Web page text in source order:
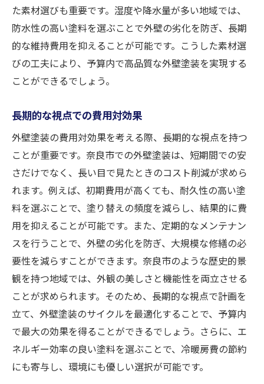
た素材選びも重要です。湿度や降水量が多い地域では、
防水性の高い塗料を選ぶことで外壁の劣化を防ぎ、長期
的な維持費用を抑えることが可能です。こうした素材選
びの工夫により、予算内で高品質な外壁塗装を実現する
ことができるでしょう。
長期的な視点での費用対効果
外壁塗装の費用対効果を考える際、長期的な視点を持つ
ことが重要です。奈良市での外壁塗装は、短期間での安
さだけでなく、長い目で見たときのコスト削減が求めら
れます。例えば、初期費用が高くても、耐久性の高い塗
料を選ぶことで、塗り替えの頻度を減らし、結果的に費
用を抑えることが可能です。また、定期的なメンテナン
スを行うことで、外壁の劣化を防ぎ、大規模な修繕の必
要性を減らすことができます。奈良市のような歴史的景
観を持つ地域では、外観の美しさと機能性を両立させる
ことが求められます。そのため、長期的な視点で計画を
立て、外壁塗装のサイクルを最適化することで、予算内
で最大の効果を得ることができるでしょう。さらに、エ
ネルギー効率の良い塗料を選ぶことで、冷暖房費の節約
にも寄与し、環境にも優しい選択が可能です。